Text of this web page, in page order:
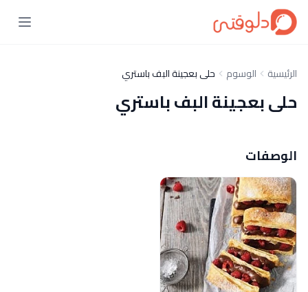
الرئيسية الوسوم حلى بعجينة البف باستري
حلى بعجينة البف باستري
الوصفات